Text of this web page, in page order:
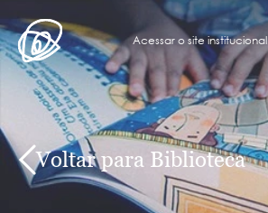
Acessar o site institucional
Voltar para Biblioteca